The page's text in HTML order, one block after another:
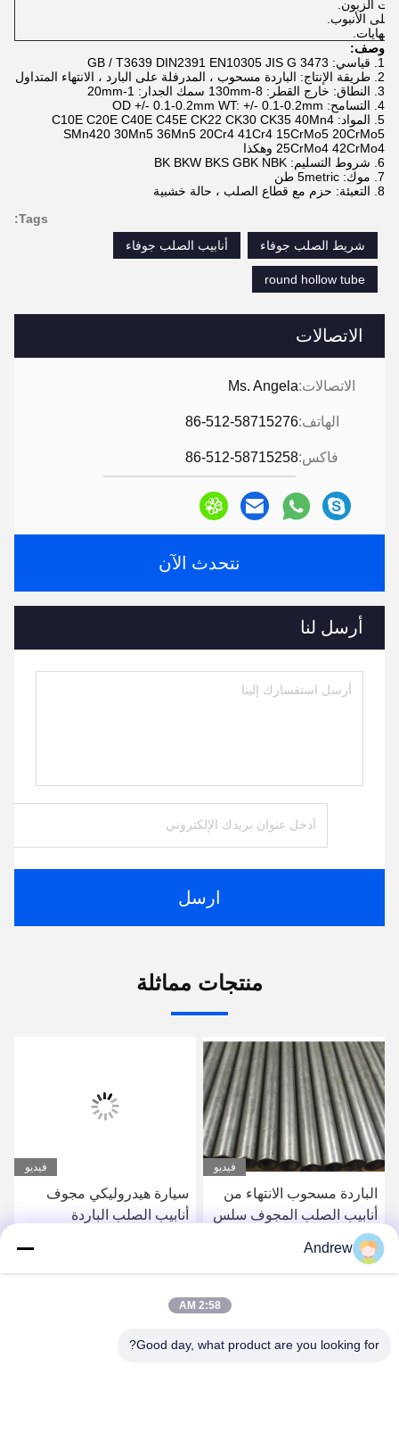
الاتصالات
الاتصالات:Ms. Angela
الهاتف:86-512-58715276
فاكس:86-512-58715258
نتحدث الآن
أرسل لنا
ارسل
وصف:
1. قياسي: GB / T3639 DIN2391 EN10305 JIS G 3473
2. طريقة الإنتاج: الباردة مسحوب ، المدرفلة على البارد ، الانتهاء المتداول
3. النطاق: خارج القطر: 8-130mm سمك الجدار: 1-20mm
4. التسامح: OD +/- 0.1-0.2mm WT: +/- 0.1-0.2mm
5. المواد: C10E C20E C40E C45E CK22 CK30 CK35 40Mn4
SMn420 30Mn5 36Mn5 20Cr4 41Cr4 15CrMo5 20CrMo5
25CrMo4 42CrMo4 وهكذا
6. شروط التسليم: BK BKW BKS GBK NBK
7. موك: 5metric طن
8. التعبئة: حزم مع قطاع الصلب ، حالة خشبية
Tags:
شريط الصلب جوفاء
أنابيب الصلب جوفاء
round hollow tube
منتجات مماثلة
فيديو
الباردة مسحوب الانتهاء من
أنابيب الصلب المجوف سلس
لنظام استقرار السيارات
احصل على أفضل سعر
فيديو
سيارة هيدروليكي مجوف
أنابيب الصلب الباردة
احصل على أفضل سعر
Andrew
2:58 AM
Good day, what product are you looking for?